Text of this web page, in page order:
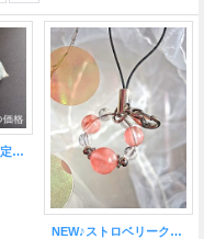
緊張をほぐし心を安定。仕事や学業をサポート。グリーンアベンチュリン原石
NEW♪ストロベリークォーツのBEAUTYストラップ